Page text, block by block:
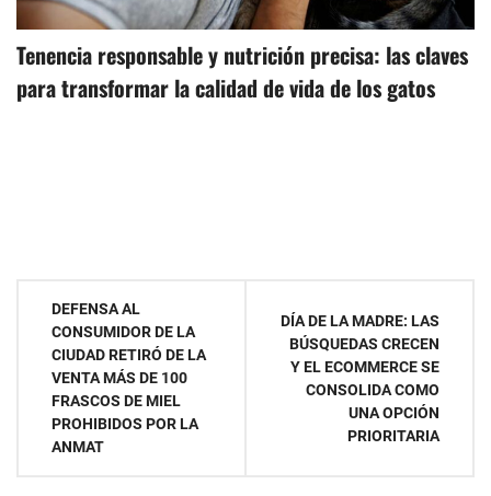
Tenencia responsable y nutrición precisa: las claves
para transformar la calidad de vida de los gatos
Navegación
entradas
DEFENSA AL
CONSUMIDOR DE LA
CIUDAD RETIRÓ DE LA
VENTA MÁS DE 100
FRASCOS DE MIEL
PROHIBIDOS POR LA
ANMAT
DÍA DE LA MADRE: LAS
BÚSQUEDAS CRECEN
Y EL ECOMMERCE SE
CONSOLIDA COMO
UNA OPCIÓN
PRIORITARIA